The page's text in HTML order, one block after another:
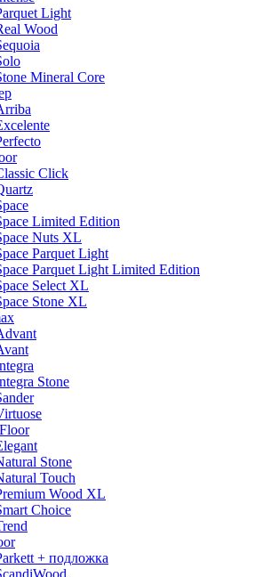
Light
Wood
Mineral Core
Click
Limited Edition
Nuts XL
Parquet Light
Parquet Light Limited Edition
Select XL
Stone XL
Stone
Stone
Touch
Wood XL
Choice
+ подложка